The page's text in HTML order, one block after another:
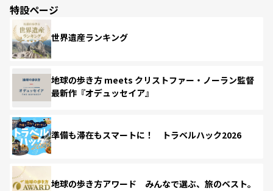
特設ページ
世界遺産ランキング
地球の歩き方 meets クリストファー・ノーラン監督
最新作『オデュッセイア』
準備も滞在もスマートに！ トラベルハック2026
地球の歩き方アワード みんなで選ぶ、旅のベスト。